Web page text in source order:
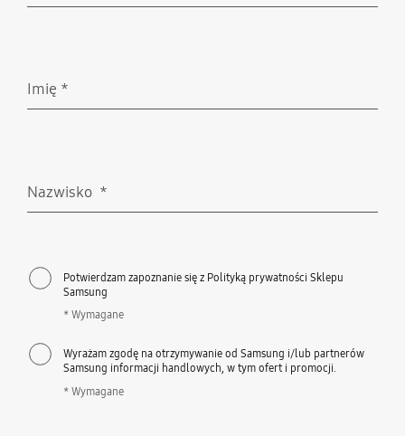
Imię *
Nazwisko *
Potwierdzam zapoznanie się z Polityką prywatności Sklepu
Samsung
* Wymagane
Wyrażam zgodę na otrzymywanie od Samsung i/lub partnerów
Samsung informacji handlowych, w tym ofert i promocji.
* Wymagane